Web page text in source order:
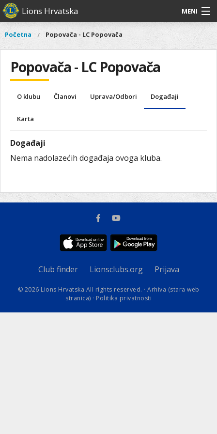
Skoči
na
sadržaj
Lions Hrvatska MENI
O nama
Naši projekti
Aktivnosti
Glavni
O
nama
Distrikt
126
Aktivnosti
Vi
ste
ovdje
Početna Popovača - LC Popovača
Popovača - LC Popovača
O klubu Članovi Uprava/Odbori Događaji
Karta
Događaji
Nema nadolazećih događaja ovoga kluba.
Club finder Lionsclubs.org Prijava
© 2026 Lions Hrvatska All rights reserved. · Arhiva (stara web
stranica) · Politika privatnosti